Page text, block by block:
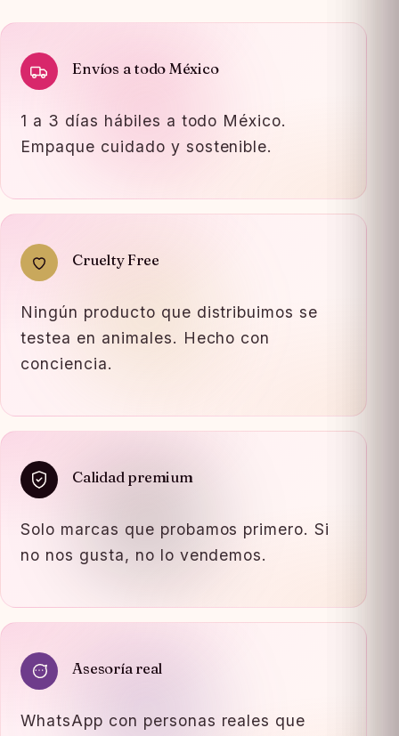
Envíos a todo México
1 a 3 días hábiles a todo México.
Empaque cuidado y sostenible.
Cruelty Free
Ningún producto que distribuimos se
testea en animales. Hecho con
conciencia.
Calidad premium
Solo marcas que probamos primero. Si
no nos gusta, no lo vendemos.
Asesoría real
WhatsApp con personas reales que